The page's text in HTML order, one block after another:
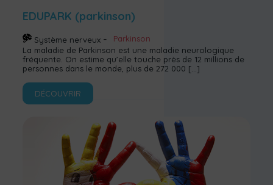
EDUPARK (parkinson)
Système nerveux
Parkinson
La maladie de Parkinson est une maladie neurologique
fréquente. On estime qu’elle touche près de 12 millions de
personnes dans le monde, plus de 272 000 […]
DÉCOUVRIR